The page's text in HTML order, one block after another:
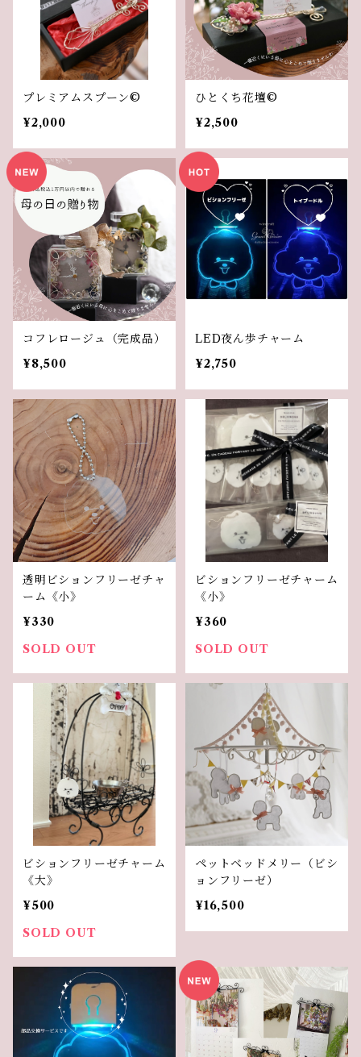
プレミアムスプーン©︎
¥2,000
ひとくち花壇©︎
¥2,500
コフレロージュ（完成品）
¥8,500
LED夜ん歩チャーム
¥2,750
透明ビションフリーゼチャ
ーム《小》
¥330
SOLD OUT
ビションフリーゼチャーム
《小》
¥360
SOLD OUT
ビションフリーゼチャーム
《大》
¥500
SOLD OUT
ペットベッドメリー（ビシ
ョンフリーゼ）
¥16,500